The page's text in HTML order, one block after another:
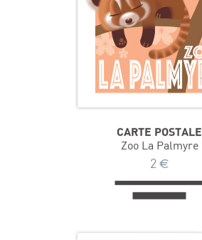
CARTE POSTALE
Zoo La Palmyre
2